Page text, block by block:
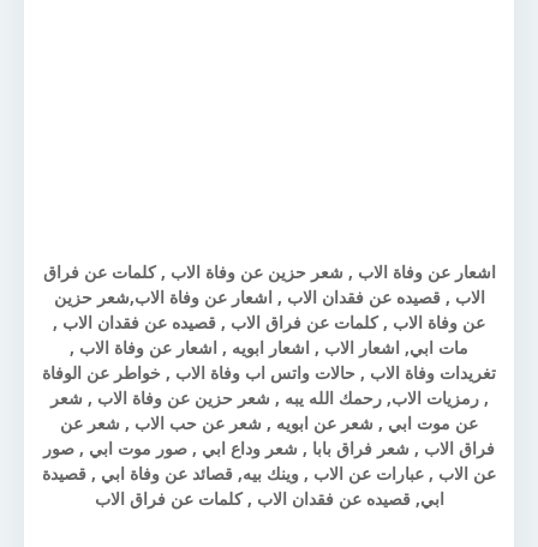
اشعار عن وفاة الاب , شعر حزين عن وفاة الاب , كلمات عن فراق
الاب , قصيده عن فقدان الاب , اشعار عن وفاة الاب,شعر حزين
عن وفاة الاب , كلمات عن فراق الاب , قصيده عن فقدان الاب ,
مات ابي, اشعار الاب , اشعار ابويه , اشعار عن وفاة الاب ,
تغريدات وفاة الاب , حالات واتس اب وفاة الاب , خواطر عن الوفاة
, رمزيات الاب, رحمك الله يبه , شعر حزين عن وفاة الاب , شعر
عن موت ابي , شعر عن ابويه , شعر عن حب الاب , شعر عن
فراق الاب , شعر فراق بابا , شعر وداع ابي , صور موت ابي , صور
عن الاب , عبارات عن الاب , وينك بيه, قصائد عن وفاة ابي , قصيدة
ابي, قصيده عن فقدان الاب , كلمات عن فراق الاب